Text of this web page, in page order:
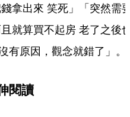
拿出來 笑死」「突然需
就算買不起房 老了之後
有原因，觀念就錯了」。
閱讀